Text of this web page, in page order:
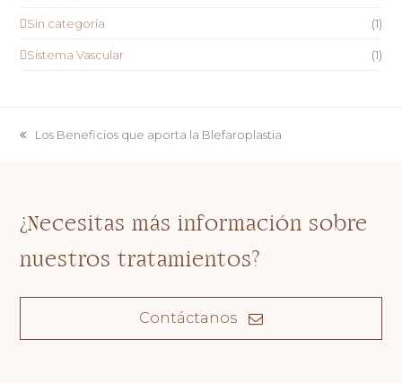
Sin categoría (1)
Sistema Vascular (1)
previous
Los Beneficios que aporta la Blefaroplastia
¿Necesitas más información sobre
nuestros tratamientos?
Contáctanos